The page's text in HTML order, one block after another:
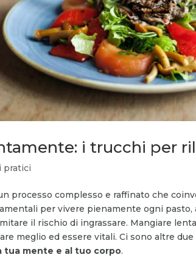
i trucchi per
pratici
processo complesso e raffinato che
per vivere pienamente ogni
il rischio di ingrassare. Mangiare
meglio ed essere vitali. Ci sono altre
tua mente e al tuo corpo.